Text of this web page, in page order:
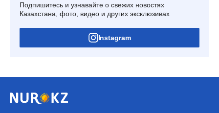
Подпишитесь и узнавайте о свежих новостях
Казахстана, фото, видео и других эксклюзивах
Instagram